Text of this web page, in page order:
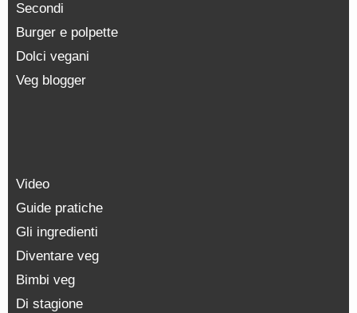
Secondi
Burger e polpette
Dolci vegani
Veg blogger
Video
Guide pratiche
Gli ingredienti
Diventare veg
Bimbi veg
Di stagione